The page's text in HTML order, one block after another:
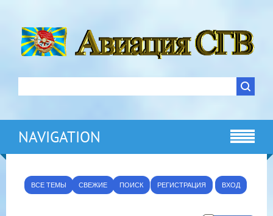
NAVIGATION
ВСЕ ТЕМЫ СВЕЖИЕ ПОИСК РЕГИСТРАЦИЯ ВХОД